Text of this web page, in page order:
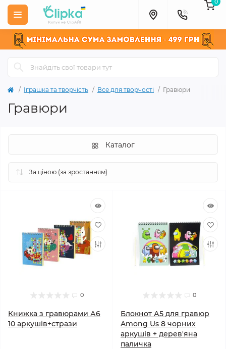
Іграшка та творчість Все для творчості Гравюри
Гравюри
Каталог
0
Книжка з гравюрами А6
10 аркушів+стрази
0
Блокнот А5 для гравюр
Among Us 8 чорних
аркушів + дерев'яна
паличка